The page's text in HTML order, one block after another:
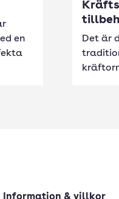
en
Det är